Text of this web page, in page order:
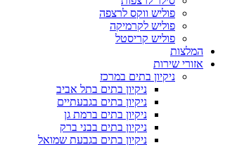
פוליש ווקס לרצפה
פוליש לקרמיקה
פוליש קריסטל
המלצות
אזורי שירות
ניקיון בתים במרכז
ניקיון בתים בתל אביב
ניקיון בתים בגבעתיים
ניקיון בתים ברמת גן
ניקיון בתים בבני ברק
ניקיון בתים בגבעת שמואל